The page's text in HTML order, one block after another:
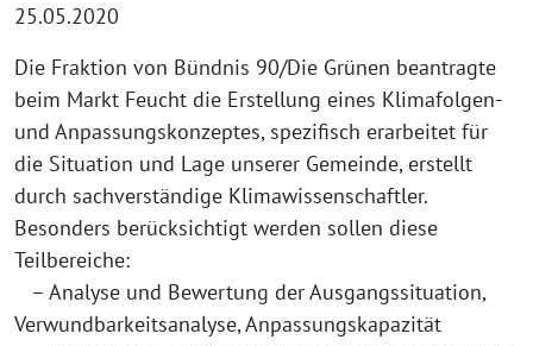
25.05.2020
Die Fraktion von Bündnis 90/Die Grünen beantragte
beim Markt Feucht die Erstellung eines Klimafolgen-
und Anpassungskonzeptes, spezifisch erarbeitet für
die Situation und Lage unserer Gemeinde, erstellt
durch sachverständige Klimawissenschaftler.
Besonders berücksichtigt werden sollen diese
Teilbereiche:
– Analyse und Bewertung der Ausgangssituation,
Verwundbarkeitsanalyse, Anpassungskapazität